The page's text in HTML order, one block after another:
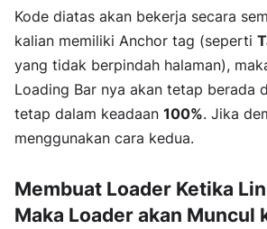
Kode diatas akan bekerja secara
kalian memiliki Anchor tag (seperti
yang tidak berpindah halaman),
Loading Bar nya akan tetap berada
tetap dalam keadaan 100%. Jika
menggunakan cara kedua.
Membuat Loader Ketika
Maka Loader akan Muncul